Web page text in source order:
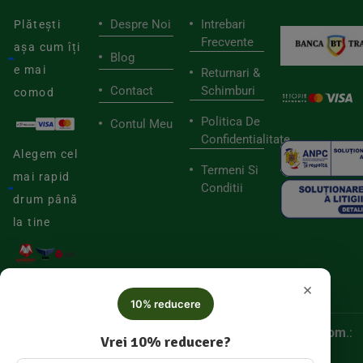
Plătești
așa cum îți
e mai
comod
Alegem cel
mai rapid
drum până
la tine
Despre Noi
Blog
Contact
Contul Meu
Intrebari
Frecvente
Returnari &
Schimburi
Politica De
Confidentialitate
Termeni Si
Conditii
Biorganica RETAIL SRL, 52060536, Reg. Com.:
J/2025/046877005
×
10% reducere
Vrei 10% reducere?